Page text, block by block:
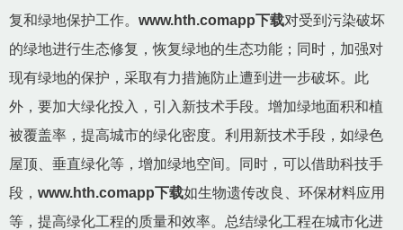
复和绿地保护工作。 www.hth.comapp下载对受到污染破坏
的绿地进行生态修复，恢复绿地的生态功能；同时，加强对
现有绿地的保护，采取有力措施防止遭到进一步破坏。此
外，要加大绿化投入，引入新技术手段。增加绿地面积和植
被覆盖率，提高城市的绿化密度。利用新技术手段，如绿色
屋顶、垂直绿化等，增加绿地空间。同时，可以借助科技手
段， www.hth.comapp下载如生物遗传改良、环保材料应用
等，提高绿化工程的质量和效率。总结绿化工程在城市化进